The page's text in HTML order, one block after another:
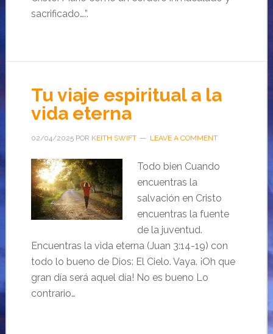
sacrificado….”.
Tu viaje espiritual a la
vida eterna
02/04/2025POR KEITH SWIFT LEAVE A COMMENT
Todo bien Cuando
encuentras la
salvación en Cristo
encuentras la fuente
de la juventud.
Encuentras la vida eterna (Juan 3:14-19) con
todo lo bueno de Dios: El Cielo. Vaya. ¡Oh que
gran día será aquel día! No es bueno Lo
contrario…